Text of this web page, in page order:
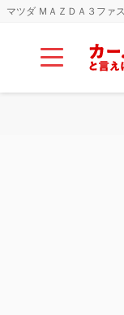
マツダ ＭＡＺＤＡ３ファ